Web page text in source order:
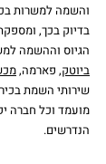
בדיוק בכך,
הגיוס וההשמה
ביוטק, פארמה,
שירותי השמת
מועמד וכל חברה
הנדרשים.